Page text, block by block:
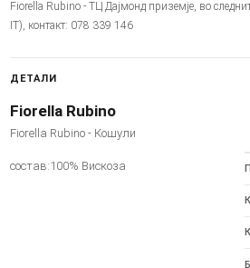
Fiorella Rubino - ТЦ Дајмонд приземје, во
IT), контакт: 078 339 146
ДЕТАЛИ
Fiorella Rubino
Fiorella Rubino - Кошули
состав:100% Вискоза